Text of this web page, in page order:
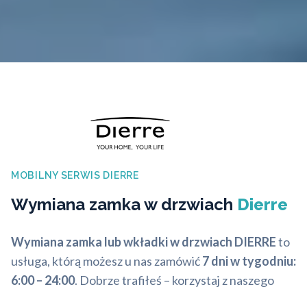
MOBILNY SERWIS DIERRE
Wymiana zamka w drzwiach Dierre
Wymiana zamka lub wkładki w drzwiach DIERREto
usługa, którą możesz u nas zamówić7 dni w tygodniu:
6:00 – 24:00. Dobrze trafiłeś – korzystaj z naszego